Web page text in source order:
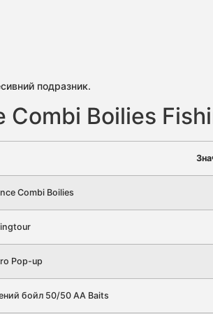
подразник.
Combi Boilies
Combi Boilies
Pop-up
бойл 50/50 AA Baits